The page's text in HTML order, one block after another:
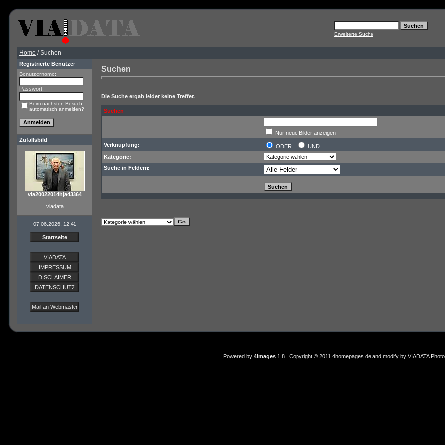
Erweiterte Suche
Home / Suchen
Registrierte Benutzer
Benutzername:
Passwort:
Beim nächsten Besuch
automatisch anmelden?
Zufallsbild
via20022014hja43364
viadata
07.08.2026, 12:41
Startseite
VIADATA
IMPRESSUM
DISCLAIMER
DATENSCHUTZ
Mail an Webmaster
Suchen
Die Suche ergab leider keine Treffer.
Suchen
Nur neue Bilder anzeigen
Verknüpfung:
ODER
UND
Kategorie:
Suche in Feldern:
Powered by 4images1.8 Copyright © 2011 4homepages.deand modify by VIADATA Photo